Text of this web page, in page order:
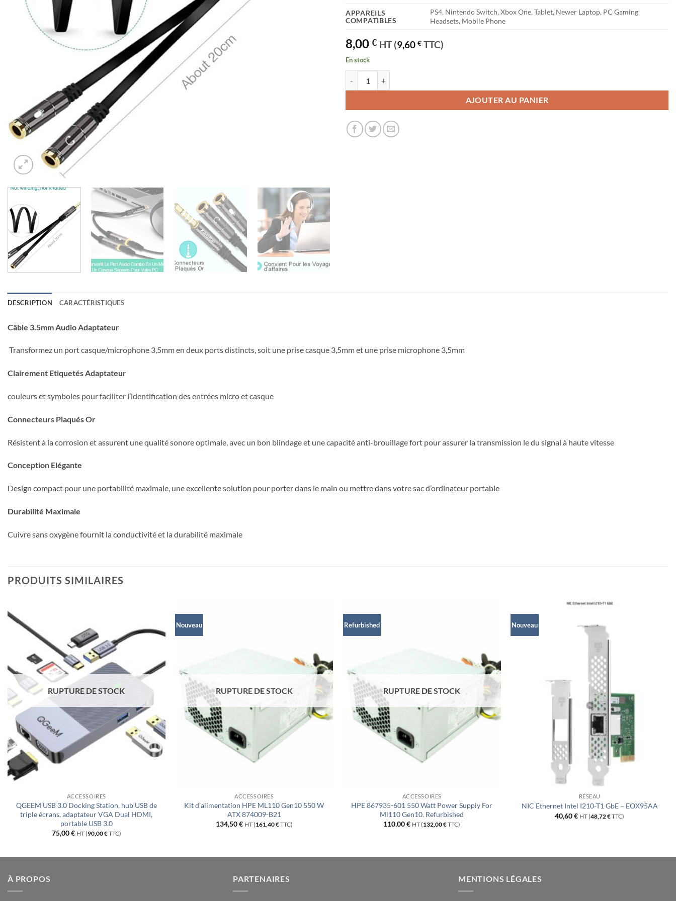
APPAREILS
COMPATIBLES
‎PS4, Nintendo Switch, Xbox One, Tablet, Newer Laptop, PC Gaming
Headsets, Mobile Phone
8,00 € HT (9,60 € TTC)
En stock
AJOUTER AU PANIER
DESCRIPTION CARACTÉRISTIQUES
Câble 3.5mm Audio Adaptateur
Transformez un port casque/microphone 3,5mm en deux ports distincts, soit une prise casque 3,5mm et une prise microphone 3,5mm
Clairement Etiquetés Adaptateur
couleurs et symboles pour faciliter l’identification des entrées micro et casque
Connecteurs Plaqués Or
Résistent à la corrosion et assurent une qualité sonore optimale, avec un bon blindage et une capacité anti-brouillage fort pour assurer la transmission le du signal à haute vitesse
Conception Elégante
Design compact pour une portabilité maximale, une excellente solution pour porter dans le main ou mettre dans votre sac d’ordinateur portable
Durabilité Maximale
Cuivre sans oxygène fournit la conductivité et la durabilité maximale
PRODUITS SIMILAIRES
RUPTURE DE STOCK
ACCESSOIRES
QGEEM USB 3.0 Docking Station, hub USB de
triple écrans, adaptateur VGA Dual HDMI,
portable USB 3.0
75,00€ HT (90,00€TTC)
Nouveau
RUPTURE DE STOCK
ACCESSOIRES
Kit d’alimentation HPE ML110 Gen10 550 W
ATX 874009-B21
134,50€ HT (161,40€TTC)
Refurbished
RUPTURE DE STOCK
ACCESSOIRES
HPE 867935-601 550 Watt Power Supply For
Ml110 Gen10. Refurbished
110,00€ HT (132,00€TTC)
Nouveau
RÉSEAU
NIC Ethernet Intel I210-T1 GbE – EOX95AA
40,60€ HT (48,72€TTC)
À PROPOS PARTENAIRES MENTIONS LÉGALES